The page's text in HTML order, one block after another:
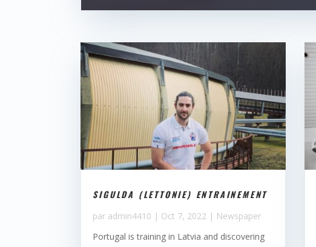
SIGULDA (LETTONIE) ENTRAINEMENT
par admin4410 | Oct 7, 2022 | Newspaper
Portugal is training in Latvia and discovering